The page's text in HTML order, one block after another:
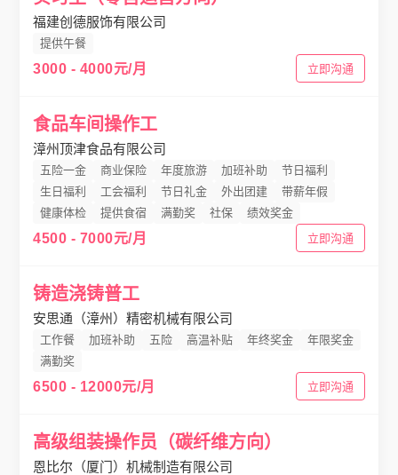
福建创德服饰有限公司
提供午餐
3000 - 4000元/月 立即沟通
食品车间操作工
漳州顶津食品有限公司
五险一金 商业保险 年度旅游 加班补助
节日福利
生日福利
工会福利 节日礼金 外出团建
带薪年假
健康体检
提供食宿 满勤奖 社保 绩效奖金
4500 - 7000元/月 立即沟通
铸造浇铸普工
安思通（漳州）精密机械有限公司
工作餐 加班补助 五险 高温补贴 年终奖金
年限奖金
满勤奖
6500 - 12000元/月 立即沟通
高级组装操作员（碳纤维方向）
恩比尔（厦门）机械制造有限公司